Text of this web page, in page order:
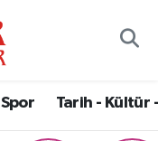
Spor Tarih - Kültür